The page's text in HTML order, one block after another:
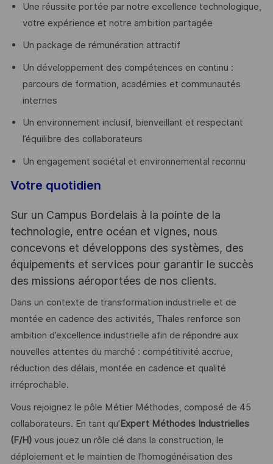
Une réussite portée par notre excellence technologique,
votre expérience et notre ambition partagée
Un package de rémunération attractif
Un développement des compétences en continu :
parcours de formation, académies et communautés
internes
Un environnement inclusif, bienveillant et respectant
l’équilibre des collaborateurs
Un engagement sociétal et environnemental reconnu
Votre quotidien
Sur un Campus Bordelais à la pointe de la
technologie, entre océan et vignes, nous
concevons et développons des systèmes, des
équipements et services pour garantir le succès
des missions aéroportées de nos clients.
Dans un contexte de transformation industrielle et de
montée en cadence des activités, Thales renforce son
ambition d’excellence industrielle afin de répondre aux
nouvelles attentes du marché : compétitivité accrue,
réduction des délais, montée en cadence et qualité
irréprochable.
Vous rejoignez le pôle Métier Méthodes, composé de 45
collaborateurs. En tant qu’Expert Méthodes Industrielles
(F/H)vous jouez un rôle clé dans la construction, le
déploiement et le maintien de l’homogénéisation des